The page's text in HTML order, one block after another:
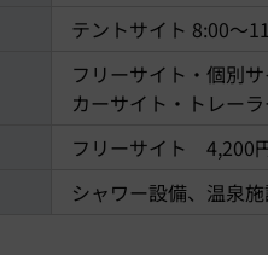
テントサイト 8:00〜
フリーサイト・個別
カーサイト・トレー
フリーサイト 4,200
シャワー設備、温泉